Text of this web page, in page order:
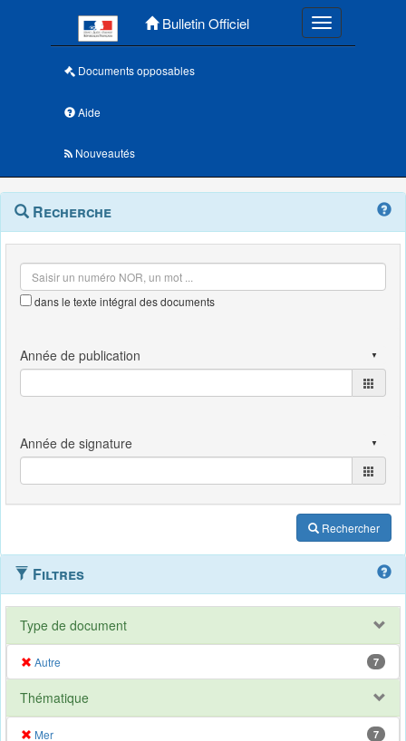
Bulletin Officiel Toggle
Documents opposables
Aide
Nouveautés
Navigation
outils
Menu
contextuel
Recherche
dans le texte intégral des documents
Rechercher
Filtres
Type de document
Autre 7
Thématique
Mer 7